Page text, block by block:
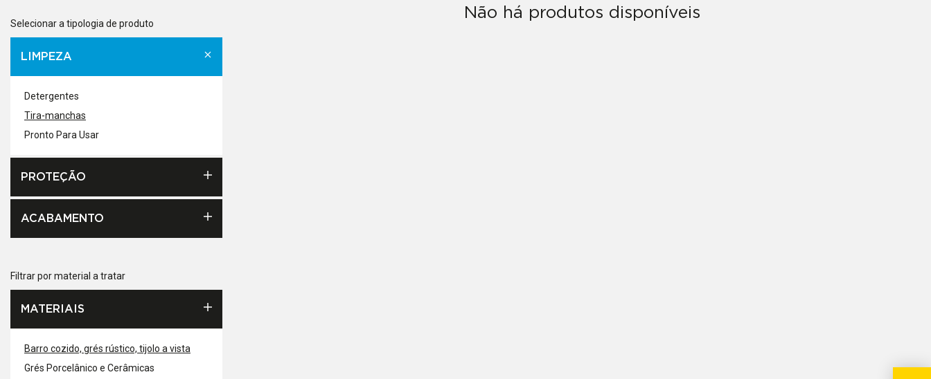
Selecionar a tipologia de produto
LIMPEZA
Detergentes
Tira-manchas
Pronto Para Usar
PROTEÇÃO
ACABAMENTO
Filtrar por material a tratar
MATERIAIS
Barro cozido, grés rústico, tijolo a vista
Grés Porcelânico e Cerâmicas
Não há produtos disponíveis